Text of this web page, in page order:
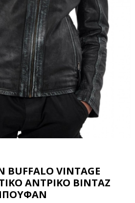
BUFFALO VINTAGE
ΑΝΤΡΙΚΟ BINTAZ